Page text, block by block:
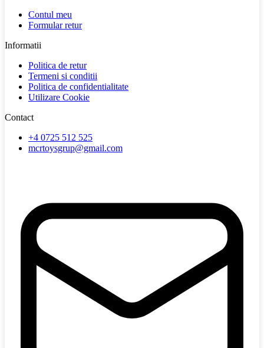
Contul meu
Formular retur
Informatii
Politica de retur
Termeni si conditii
Politica de confidentialitate
Utilizare Cookie
Contact
+4 0725 512 525
mcrtoysgrup@gmail.com